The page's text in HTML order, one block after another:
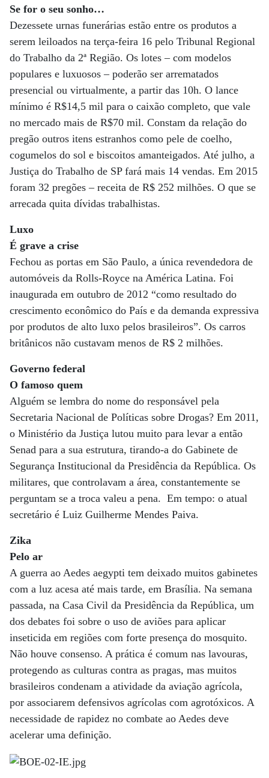
Se for o seu sonho…
Dezessete urnas funerárias estão entre os produtos a
serem leiloados na terça-feira 16 pelo Tribunal Regional
do Trabalho da 2ª Região. Os lotes – com modelos
populares e luxuosos – poderão ser arrematados
presencial ou virtualmente, a partir das 10h. O lance
mínimo é R$14,5 mil para o caixão completo, que vale
no mercado mais de R$70 mil. Constam da relação do
pregão outros itens estranhos como pele de coelho,
cogumelos do sol e biscoitos amanteigados. Até julho, a
Justiça do Trabalho de SP fará mais 14 vendas. Em 2015
foram 32 pregões – receita de R$ 252 milhões. O que se
arrecada quita dívidas trabalhistas.
Luxo
É grave a crise
Fechou as portas em São Paulo, a única revendedora de
automóveis da Rolls-Royce na América Latina. Foi
inaugurada em outubro de 2012 “como resultado do
crescimento econômico do País e da demanda expressiva
por produtos de alto luxo pelos brasileiros”. Os carros
britânicos não custavam menos de R$ 2 milhões.
Governo federal
O famoso quem
Alguém se lembra do nome do responsável pela
Secretaria Nacional de Políticas sobre Drogas? Em 2011,
o Ministério da Justiça lutou muito para levar a então
Senad para a sua estrutura, tirando-a do Gabinete de
Segurança Institucional da Presidência da República. Os
militares, que controlavam a área, constantemente se
perguntam se a troca valeu a pena. Em tempo: o atual
secretário é Luiz Guilherme Mendes Paiva.
Zika
Pelo ar
A guerra ao Aedes aegypti tem deixado muitos gabinetes
com a luz acesa até mais tarde, em Brasília. Na semana
passada, na Casa Civil da Presidência da República, um
dos debates foi sobre o uso de aviões para aplicar
inseticida em regiões com forte presença do mosquito.
Não houve consenso. A prática é comum nas lavouras,
protegendo as culturas contra as pragas, mas muitos
brasileiros condenam a atividade da aviação agrícola,
por associarem defensivos agrícolas com agrotóxicos. A
necessidade de rapidez no combate ao Aedes deve
acelerar uma definição.